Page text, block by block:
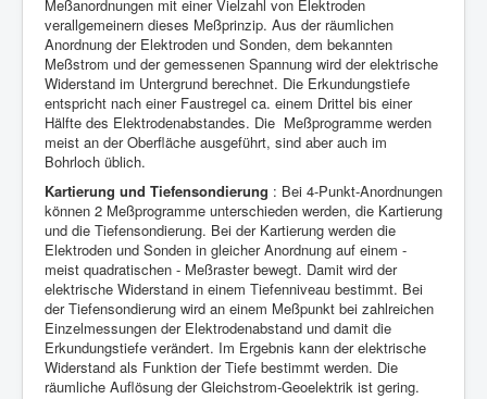
Meßanordnungen mit einer Vielzahl von Elektroden
verallgemeinern dieses Meßprinzip. Aus der räumlichen
Anordnung der Elektroden und Sonden, dem bekannten
Meßstrom und der gemessenen Spannung wird der elektrische
Widerstand im Untergrund berechnet. Die Erkundungstiefe
entspricht nach einer Faustregel ca. einem Drittel bis einer
Hälfte des Elektrodenabstandes. Die Meßprogramme werden
meist an der Oberfläche ausgeführt, sind aber auch im
Bohrloch üblich.
Kartierung und Tiefensondierung : Bei 4-Punkt-Anordnungen
können 2 Meßprogramme unterschieden werden, die Kartierung
und die Tiefensondierung. Bei der Kartierung werden die
Elektroden und Sonden in gleicher Anordnung auf einem -
meist quadratischen - Meßraster bewegt. Damit wird der
elektrische Widerstand in einem Tiefenniveau bestimmt. Bei
der Tiefensondierung wird an einem Meßpunkt bei zahlreichen
Einzelmessungen der Elektrodenabstand und damit die
Erkundungstiefe verändert. Im Ergebnis kann der elektrische
Widerstand als Funktion der Tiefe bestimmt werden. Die
räumliche Auflösung der Gleichstrom-Geoelektrik ist gering.